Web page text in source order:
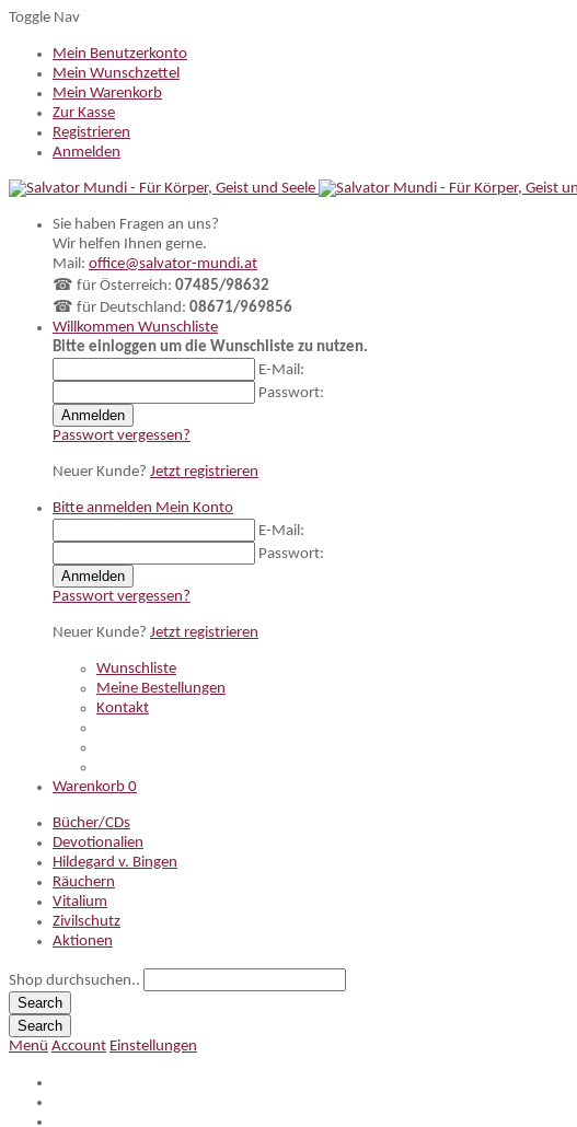
Toggle Nav
Mein Benutzerkonto
Mein Wunschzettel
Mein Warenkorb
Zur Kasse
Registrieren
Anmelden
Sie haben Fragen an uns?
Wir helfen Ihnen gerne.
Mail: office@salvator-mundi.at
☎ für Österreich: 07485/98632
☎ für Deutschland: 08671/969856
Willkommen Wunschliste
Bitte einloggen um die Wunschliste zu nutzen.
E-Mail:
Passwort:
Anmelden
Passwort vergessen?
Neuer Kunde? Jetzt registrieren
Bitte anmelden Mein Konto
E-Mail:
Passwort:
Anmelden
Passwort vergessen?
Neuer Kunde? Jetzt registrieren
Wunschliste
Meine Bestellungen
Kontakt
Warenkorb 0
Bücher/CDs
Devotionalien
Hildegard v. Bingen
Räuchern
Vitalium
Zivilschutz
Aktionen
Shop durchsuchen..
Search
Search
Menü Account Einstellungen